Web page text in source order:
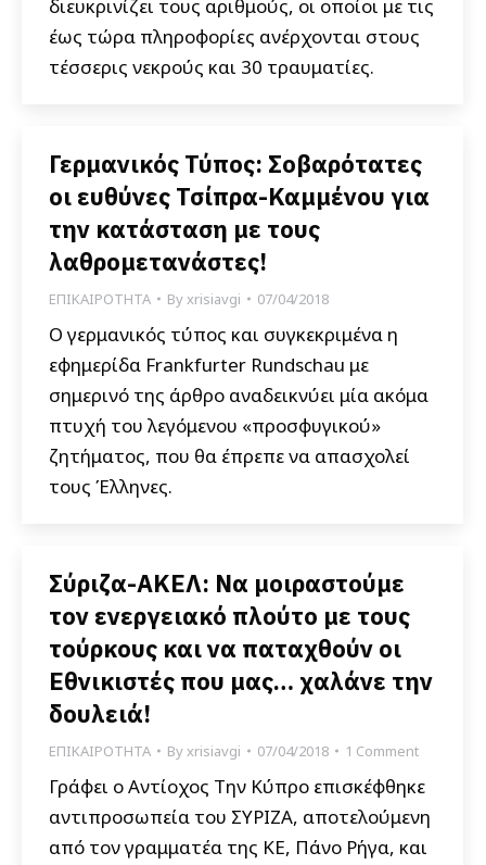
διευκρινίζει τους αριθμούς, οι οποίοι με τις
έως τώρα πληροφορίες ανέρχονται στους
τέσσερις νεκρούς και 30 τραυματίες.
Γερμανικός Τύπος: Σοβαρότατες
οι ευθύνες Τσίπρα-Καμμένου για
την κατάσταση με τους
λαθρομετανάστες!
ΕΠΙΚΑΙΡΟΤΗΤΑ Byxrisiavgi 07/04/2018
Ο γερμανικός τύπος και συγκεκριμένα η
εφημερίδα Frankfurter Rundschau με
σημερινό της άρθρο αναδεικνύει μία ακόμα
πτυχή του λεγόμενου «προσφυγικού»
ζητήματος, που θα έπρεπε να απασχολεί
τους Έλληνες.
Σύριζα-ΑΚΕΛ: Να μοιραστούμε
τον ενεργειακό πλούτο με τους
τούρκους και να παταχθούν οι
Εθνικιστές που μας… χαλάνε την
δουλειά!
ΕΠΙΚΑΙΡΟΤΗΤΑ Byxrisiavgi 07/04/2018 1 Comment
Γράφει ο Αντίοχος Την Κύπρο επισκέφθηκε
αντιπροσωπεία του ΣΥΡΙΖΑ, αποτελούμενη
από τον γραμματέα της ΚΕ, Πάνο Ρήγα, και